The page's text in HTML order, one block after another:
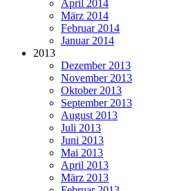
April 2014
März 2014
Februar 2014
Januar 2014
2013
Dezember 2013
November 2013
Oktober 2013
September 2013
August 2013
Juli 2013
Juni 2013
Mai 2013
April 2013
März 2013